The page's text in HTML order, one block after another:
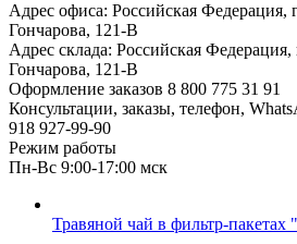
Адрес офиса: Российская Федерация,
Гончарова, 121-В
Адрес склада: Российская
Гончарова, 121-В
Оформление заказов 8 800 775 31 91
Консультации, заказы, телефон,
918 927-99-90
Режим работы
Пн-Вс 9:00-17:00 мск
Травяной чай в фильтр-пакетах